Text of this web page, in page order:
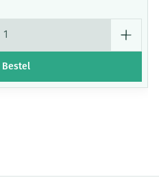
Bestel